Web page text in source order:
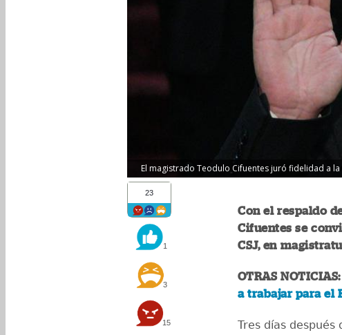
El magistrado Teodulo Cifuentes juró fidelidad a
23
1
3
15
Con el respaldo
Cifuentes se
CSJ, en
OTRAS
a trabajar para el
Tres días